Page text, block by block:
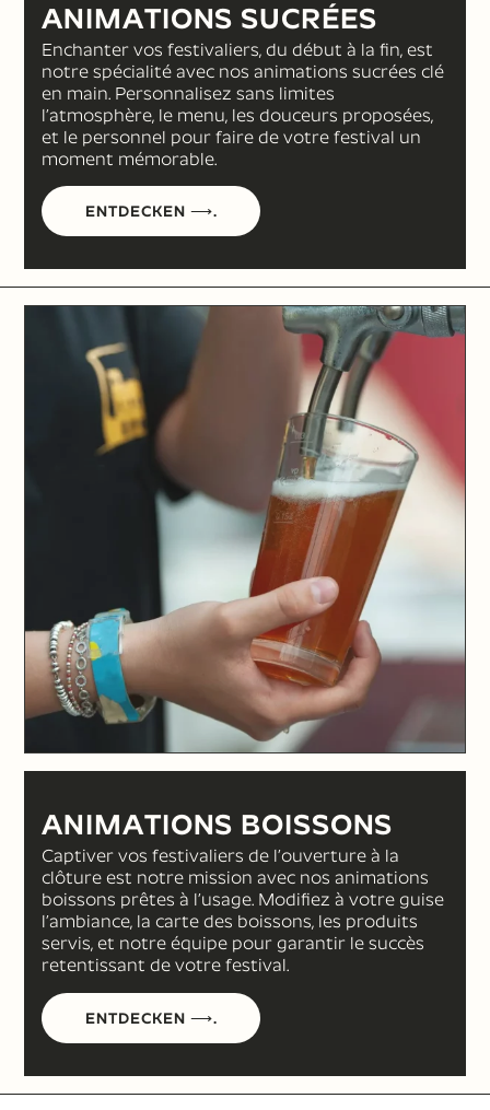
ANIMATIONS SUCRÉES
Enchanter vos festivaliers, du début à la fin, est
notre spécialité avec nos animations sucrées clé
en main. Personnalisez sans limites
l’atmosphère, le menu, les douceurs proposées,
et le personnel pour faire de votre festival un
moment mémorable.
ENTDECKEN ⟶.
ANIMATIONS BOISSONS
Captiver vos festivaliers de l’ouverture à la
clôture est notre mission avec nos animations
boissons prêtes à l’usage. Modifiez à votre guise
l’ambiance, la carte des boissons, les produits
servis, et notre équipe pour garantir le succès
retentissant de votre festival.
ENTDECKEN ⟶.